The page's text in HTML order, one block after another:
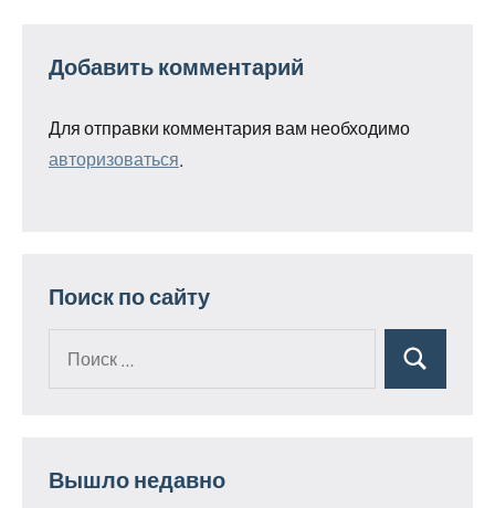
Добавить комментарий
Для отправки комментария вам необходимо
авторизоваться
Поиск по сайту
Поиск
Вышло недавно